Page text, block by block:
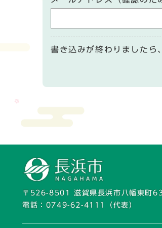
書き込みが終わりましたら
〒526-8501 滋賀県長浜市八幡東町
電話： 0749-62-4111 （代表）